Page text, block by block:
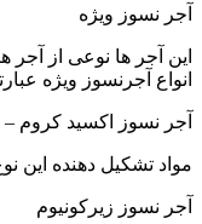
آجر نسوز ویژه
این آجر ها نوعی از
انواع آجرنسوز ویژه
آجر نسوز اکسید کروم –
مواد تشکیل دهنده این نوع آجر 90 تا 95 درصد اکسید آلومینیوم و 5 تا 10 درصد اکسید کروم است.این آجر در بخش درونی کوره
آجر نسوز زیرکونیوم